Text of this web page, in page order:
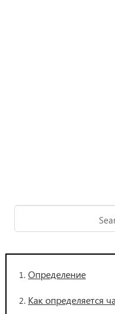
Определение
Как определяется